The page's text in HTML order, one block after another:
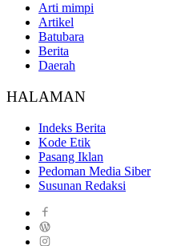
Arti mimpi
Artikel
Batubara
Berita
Daerah
HALAMAN
Indeks Berita
Kode Etik
Pasang Iklan
Pedoman Media Siber
Susunan Redaksi